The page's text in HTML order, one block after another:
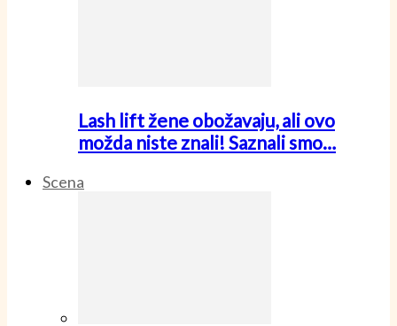
Lash lift žene obožavaju, ali ovo
možda niste znali! Saznali smo…
Scena